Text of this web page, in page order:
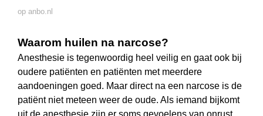
op anbo.nl
Waarom huilen na narcose?
Anesthesie is tegenwoordig heel veilig en gaat ook bij
oudere patiënten en patiënten met meerdere
aandoeningen goed. Maar direct na een narcose is de
patiënt niet meteen weer de oude. Als iemand bijkomt